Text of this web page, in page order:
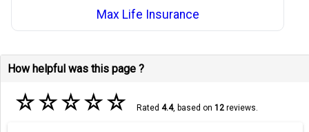
Max Life Insurance
How helpful was this page ?
☆☆☆☆☆ Rated 4.4, based on 12reviews.